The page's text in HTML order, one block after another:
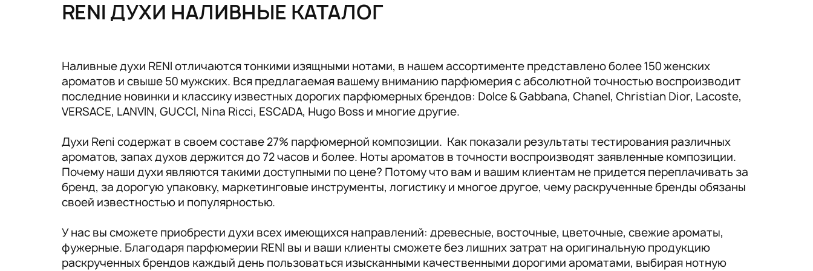
Парикмахерские и салоны красоты
Расходники и хозтовары.
Аксессуары RENI
RENI ДУХИ НАЛИВНЫЕ КАТАЛОГ
Наливные духи RENI отличаются тонкими изящными нотами, в нашем ассортименте представлено более 150 женских
ароматов и свыше 50 мужских. Вся предлагаемая вашему вниманию парфюмерия с абсолютной точностью воспроизводит
последние новинки и классику известных дорогих парфюмерных брендов: Dolce & Gabbana, Chanel, Christian Dior, Lacoste,
VERSACE, LANVIN, GUCCI, Nina Ricci, ESCADA, Hugo Boss и многие другие.
Духи Reni содержат в своем составе 27% парфюмерной композиции. Как показали результаты тестирования различных
ароматов, запах духов держится до 72 часов и более. Ноты ароматов в точности воспроизводят заявленные композиции.
Почему наши духи являются такими доступными по цене? Потому что вам и вашим клиентам не придется переплачивать за
бренд, за дорогую упаковку, маркетинговые инструменты, логистику и многое другое, чему раскрученные бренды обязаны
своей известностью и популярностью.
У нас вы сможете приобрести духи всех имеющихся направлений: древесные, восточные, цветочные, свежие ароматы,
фужерные. Благодаря парфюмерии RENI вы и ваши клиенты сможете без лишних затрат на оригинальную продукцию
раскрученных брендов каждый день пользоваться изысканными качественными дорогими ароматами, выбирая нотную